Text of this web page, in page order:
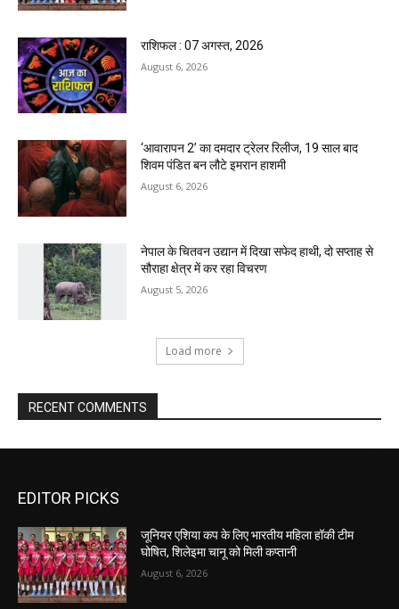
राशिफल : 07 अगस्त, 2026
August 6, 2026
‘आवारापन 2’ का दमदार ट्रेलर रिलीज, 19 साल बाद
शिवम पंडित बन लौटे इमरान हाशमी
August 6, 2026
नेपाल के चितवन उद्यान में दिखा सफेद हाथी, दो सप्ताह से
सौराहा क्षेत्र में कर रहा विचरण
August 5, 2026
Load more
RECENT COMMENTS
EDITOR PICKS
जूनियर एशिया कप के लिए भारतीय महिला हॉकी टीम
घोषित, शिलेइमा चानू को मिली कप्तानी
August 6, 2026